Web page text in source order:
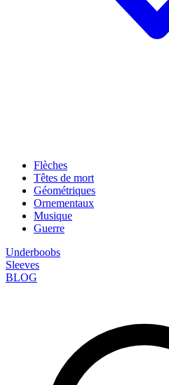
Flèches
Têtes de mort
Géométriques
Ornementaux
Musique
Guerre
Underboobs
Sleeves
BLOG